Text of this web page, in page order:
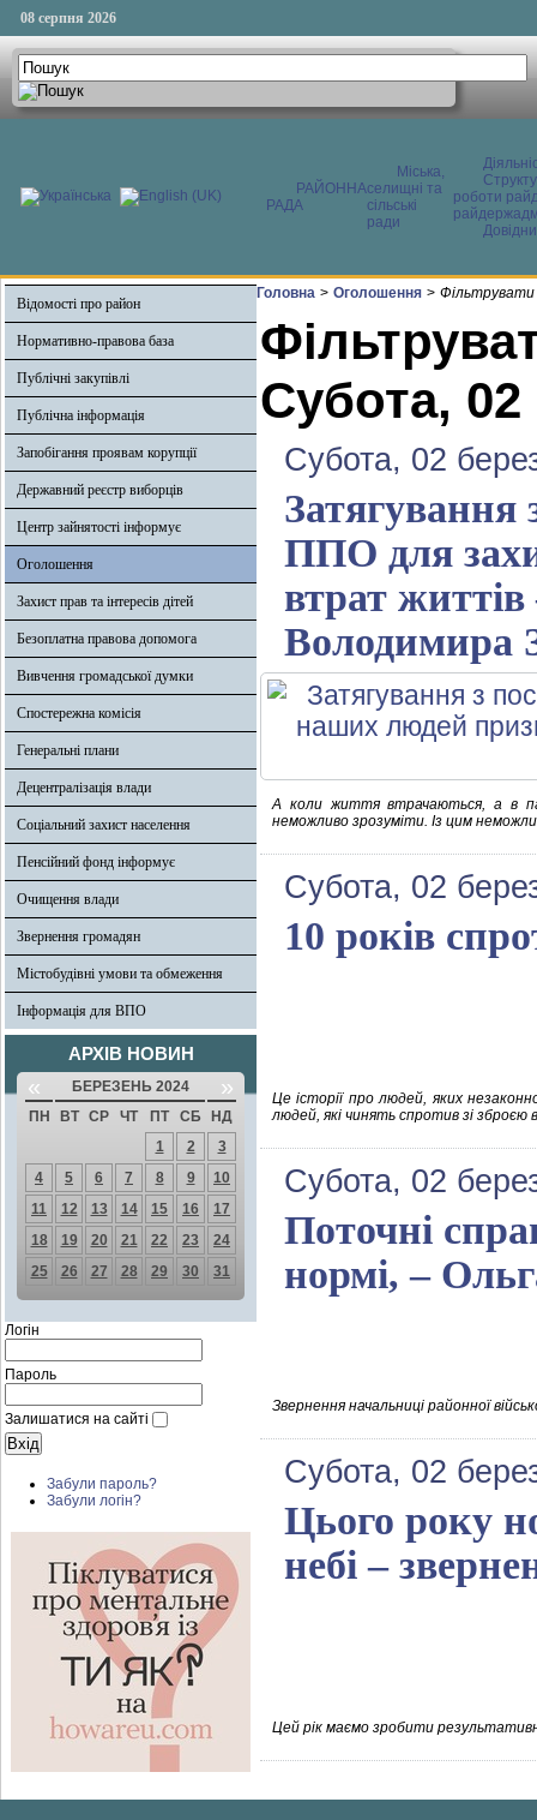
08 серпня 2026
РАЙОННА
РАДА
Міська,
селищні та
сільські
ради
роботи
Відомості про район
Нормативно-правова база
Публічні закупівлі
Публічна інформація
Запобігання проявам корупції
Державний реєстр виборців
Центр зайнятості інформує
Оголошення
Захист прав та інтересів дітей
Безоплатна правова допомога
Вивчення громадської думки
Спостережна комісія
Генеральні плани
Децентралізація влади
Соціальний захист населення
Пенсійний фонд інформує
Очищення влади
Звернення громадян
Містобудівні умови та обмеження
Інформація для ВПО
АРХІВ НОВИН
« БЕРЕЗЕНЬ 2024 »
ПН ВТ СР ЧТ ПТ СБ
НД
1
2
3
4
5 6 7 8 9
10
11
12 13 14 15 16
17
18
19 20 21 22 23
24
25
26 27 28 29 30 31
Логін
Пароль
Залишатися на сайті
Забули пароль?
Забули логін?
Головна > Оголошення >
Субота, 02
Субота, 02
Затягування
ППО для
втрат
Володимира
А коли життя втрачаються, а в
неможливо зрозуміти. Із цим
Субота, 02
10 років
Це історії про людей, яких
людей, які чинять спротив зі зброєю
Субота, 02
Поточні
нормі, –
Звернення начальниці районної
Субота, 02
Цього року
небі –
Цей рік маємо зробити